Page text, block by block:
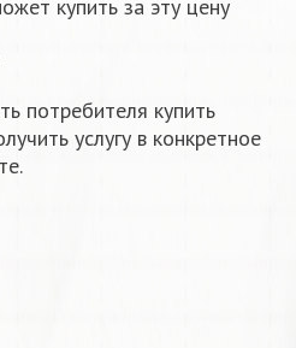
купить за эту цену
потребителя купить
услугу в конкретное